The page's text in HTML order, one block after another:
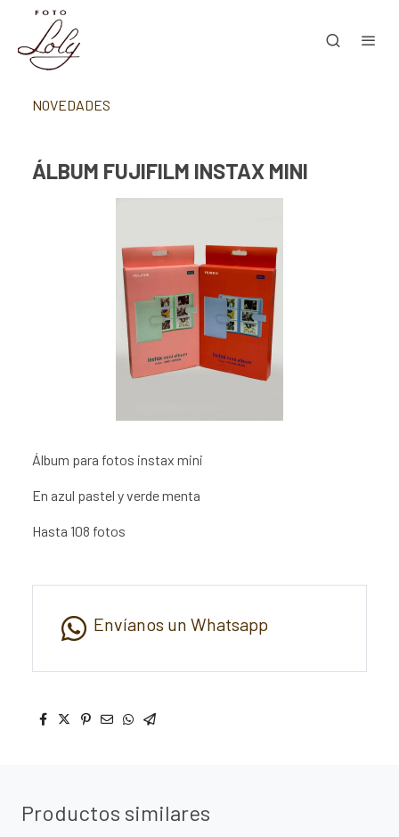
NOVEDADES
ÁLBUM FUJIFILM INSTAX MINI
Álbum para fotos instax mini
En azul pastel y verde menta
Hasta 108 fotos
Envíanos un Whatsapp
Productos similares